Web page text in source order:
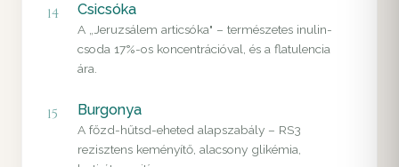
14 Csicsóka
A „Jeruzsálem articsóka" – természetes inulin-
csoda 17%-os koncentrációval, és a flatulencia
ára.
15 Burgonya
A főzd-hűtsd-eheted alapszabály – RS3
rezisztens keményítő, alacsony glikémia,